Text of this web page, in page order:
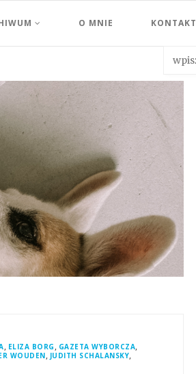
O MNIE KONTAKT
, ELIZA BORG , GAZETA WYBORCZA,
WOUDEN, JUDITH SCHALANSKY,